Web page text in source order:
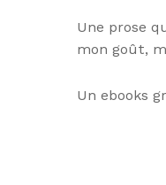
Une prose
mon goût,
Un ebooks